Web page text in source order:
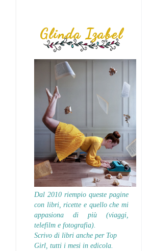
Glinda Izabel
Dal 2010 riempio queste pagine
con libri, ricette e quello che mi
appasiona di più (viaggi,
telefilm e fotografia).
Scrivo di libri anche per Top
Girl, tutti i mesi in edicola.